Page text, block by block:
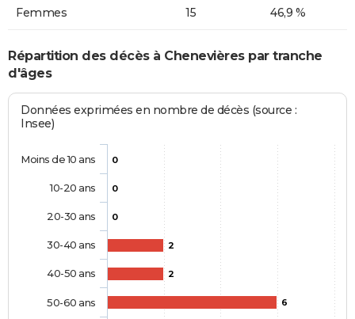
Femmes 15 46,9 %
Répartition des décès à Chenevières par tranche
d'âges
Données exprimées en nombre de décès (source :
Insee)
0
0
0
2
2
6
Moins de 10 ans
10-20 ans
20-30 ans
30-40 ans
40-50 ans
50-60 ans